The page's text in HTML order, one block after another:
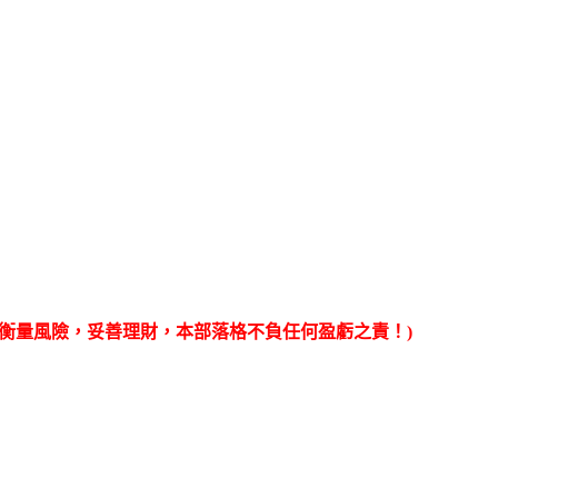
量風險，妥善理財，本部落格不負任何盈虧之責！)